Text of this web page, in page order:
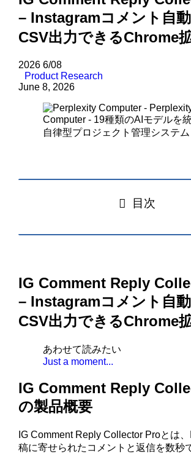
– Instagramコメント自動
CSV出力できるChrome
2026 6/08
Product Research
June 8, 2026
目次
IG Comment Reply
– Instagramコメント自動
CSV出力できるChrome
あわせて読みたい
Just a moment...
IG Comment Reply
の製品概要
IG Comment Reply Collector Proとは
稿に寄せられたコメントと返信を数秒